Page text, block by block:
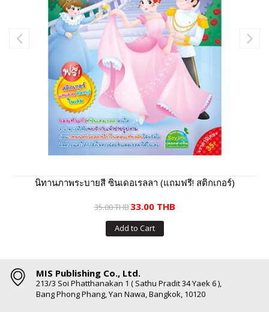
นิทานภาพระบายสี ซินเดอเรลลา (แถมฟรี! สติกเกอร์)
35.00 THB33.00 THB
Add to Cart
MIS Publishing Co., Ltd.
213/3 Soi Phatthanakan 1 ( Sathu Pradit 34 Yaek 6 ),
Bang Phong Phang, Yan Nawa, Bangkok, 10120